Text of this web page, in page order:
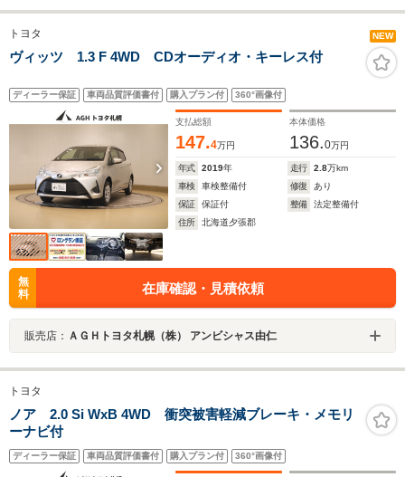
トヨタ NEW
ヴィッツ 1.3 F 4WD CDオーディオ・キーレス付
ディーラー保証 車両品質評価書付 購入プラン付 360°画像付
支払総額
147.4万円
本体価格
136.0万円
年式 2019年 走行 2.8万km
車検
車検整備付 修復
あり
保証
保証付 整備
法定整備付
住所
北海道夕張郡
無
料
在庫確認・見積依頼
販売店： ＡＧＨトヨタ札幌（株） アンビシャス由仁
トヨタ
ノア 2.0 Si WxB 4WD 衝突被害軽減ブレーキ・メモリ
ーナビ付
ディーラー保証 車両品質評価書付 購入プラン付 360°画像付